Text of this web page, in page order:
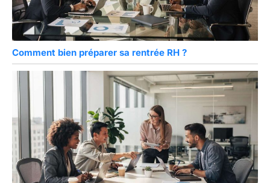
Comment bien préparer sa rentrée RH ?